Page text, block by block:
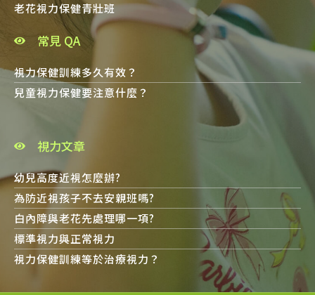
老花視力保健青壯班
常見 QA
視力保健訓練多久有效？
兒童視力保健要注意什麼？
視力文章
幼兒高度近視怎麼辦?
為防近視孩子不去安親班嗎?
白內障與老花先處理哪一項?
標準視力與正常視力
視力保健訓練等於治療視力？